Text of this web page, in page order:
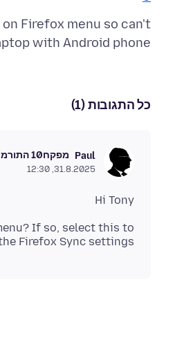
Firefox menu so can't
with Android phone.
כל התגובות (1)
Paul מפקח10 התורמים המובילים
31.8.2025, 12:30
Hi Tony
If so, select this to
Firefox Sync settings.